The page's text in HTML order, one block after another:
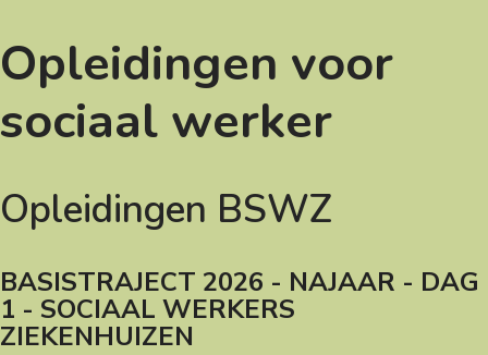
Opleidingen voor
sociaal werker
Opleidingen BSWZ
BASISTRAJECT 2026 - NAJAAR - DAG
1 - SOCIAAL WERKERS
ZIEKENHUIZEN